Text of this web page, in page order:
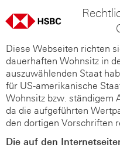
Diese Webseiten richten
dauerhaften Wohnsitz in
auszuwählenden Staat
für US-amerikanische
Wohnsitz bzw. ständigem
da die aufgeführten
den dortigen Vorschriften
Die auf den